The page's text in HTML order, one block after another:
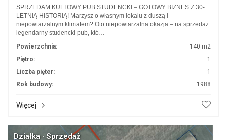
SPRZEDAM KULTOWY PUB STUDENCKI – GOTOWY BIZNES Z 30-
LETNIĄ HISTORIĄ! Marzysz o własnym lokalu z duszą i
niepowtarzalnym klimatem? Oto niepowtarzalna okazja – na sprzedaż
legendarny studencki pub, któ…
Powierzchnia:
140 m2
Piętro:
1
Liczba pięter:
1
Rok budowy:
1988
Więcej
Działka · Sprzedaż